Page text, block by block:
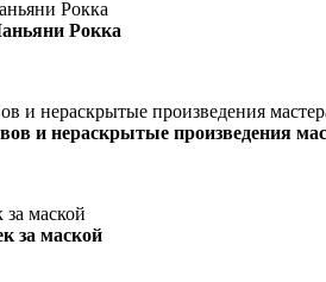
Рокка
и нераскрытые произведения
за маской